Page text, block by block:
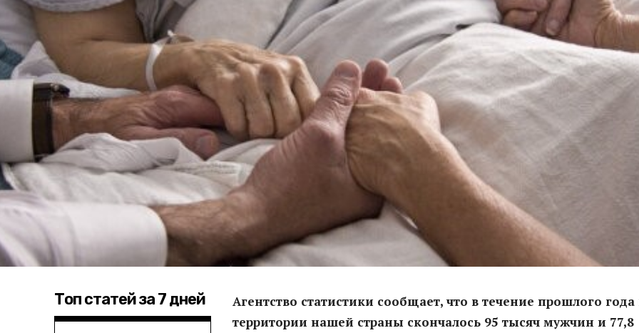
Топ статей за 7 дней
Агентство статистики сообщает, что в течение прошлого года
территории нашей страны скончалось 95 тысяч мужчин и 77,8